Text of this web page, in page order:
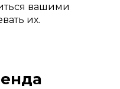
вашими
их.